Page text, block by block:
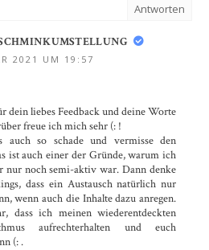
Antworten
2021 UM 19:57
dein liebes Feedback und deine Worte
freue ich mich sehr (: !
auch so schade und vermisse den
ist auch einer der Gründe, warum ich
nur noch semi-aktiv war. Dann denke
dass ein Austausch natürlich nur
wenn auch die Inhalte dazu anregen.
dass ich meinen wiederentdeckten
aufrechterhalten und euch
(: .